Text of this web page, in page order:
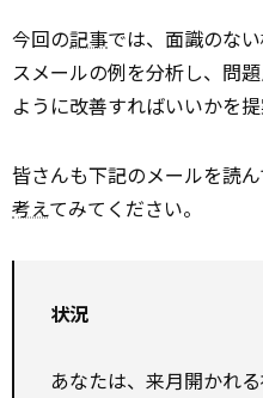
今回の記事では、面識のな
スメールの例を分析し、問
ように改善すればいいかを提
皆さんも下記のメールを読
考えてみてください。
状況
あなたは、来月開かれ